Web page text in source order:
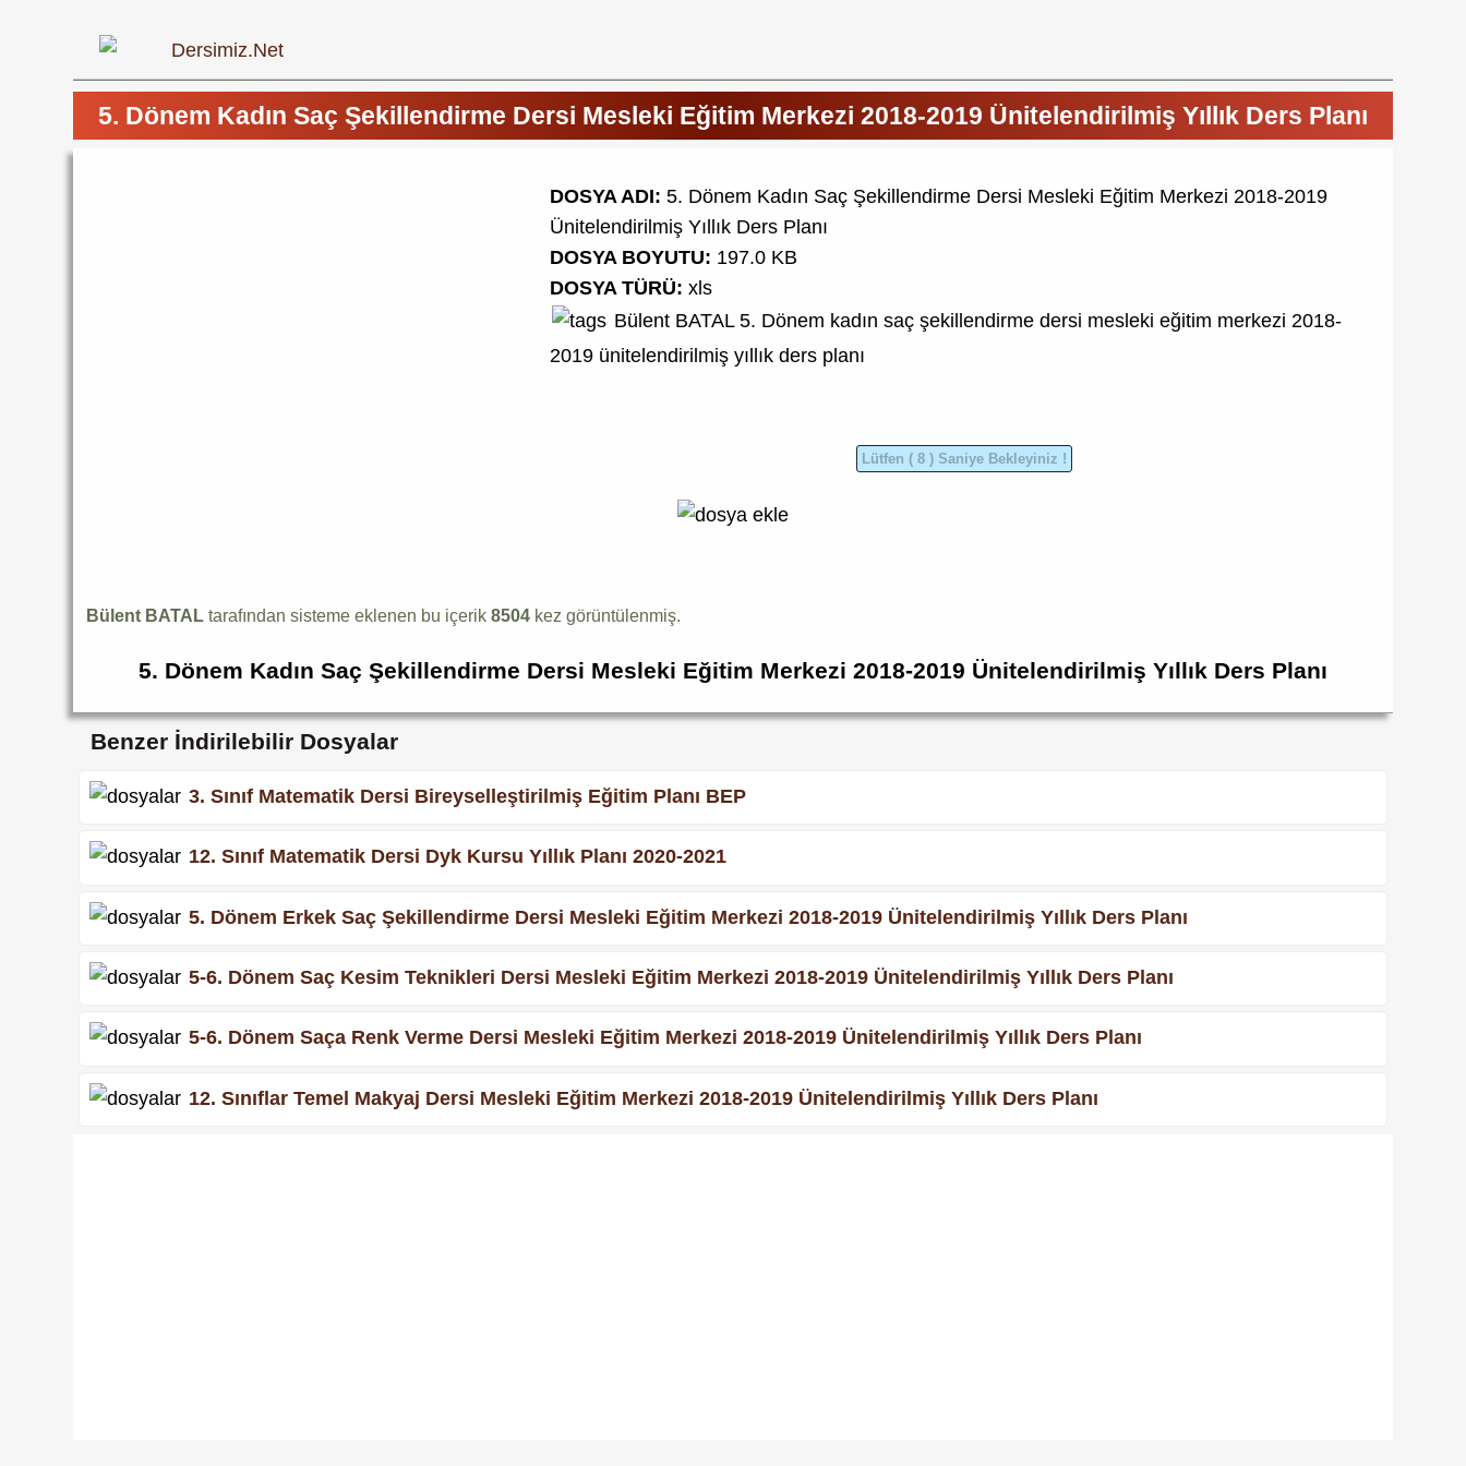
5. Dönem Kadın Saç Şekillendirme Dersi Mesleki Eğitim Merkezi 2018-2019 Ünitelendirilmiş Yıllık Ders Planı
DOSYA ADI: 5. Dönem Kadın Saç Şekillendirme Dersi Mesleki Eğitim Merkezi 2018-2019
Ünitelendirilmiş Yıllık Ders Planı
DOSYA BOYUTU: 197.0 KB
DOSYA TÜRÜ: xls
Bülent BATAL 5. Dönem kadın saç şekillendirme dersi mesleki eğitim merkezi 2018-
2019 ünitelendirilmiş yıllık ders planı
Bülent BATAL tarafından sisteme eklenen bu içerik8504 kez görüntülenmiş.
5. Dönem Kadın Saç Şekillendirme Dersi Mesleki Eğitim Merkezi 2018-2019 Ünitelendirilmiş Yıllık Ders Planı
Benzer İndirilebilir Dosyalar
3. Sınıf Matematik Dersi Bireyselleştirilmiş Eğitim Planı BEP
12. Sınıf Matematik Dersi Dyk Kursu Yıllık Planı 2020-2021
5. Dönem Erkek Saç Şekillendirme Dersi Mesleki Eğitim Merkezi 2018-2019 Ünitelendirilmiş Yıllık Ders Planı
5-6. Dönem Saç Kesim Teknikleri Dersi Mesleki Eğitim Merkezi 2018-2019 Ünitelendirilmiş Yıllık Ders Planı
5-6. Dönem Saça Renk Verme Dersi Mesleki Eğitim Merkezi 2018-2019 Ünitelendirilmiş Yıllık Ders Planı
12. Sınıflar Temel Makyaj Dersi Mesleki Eğitim Merkezi 2018-2019 Ünitelendirilmiş Yıllık Ders Planı